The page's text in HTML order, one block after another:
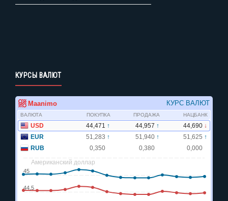
КУРСЫ ВАЛЮТ